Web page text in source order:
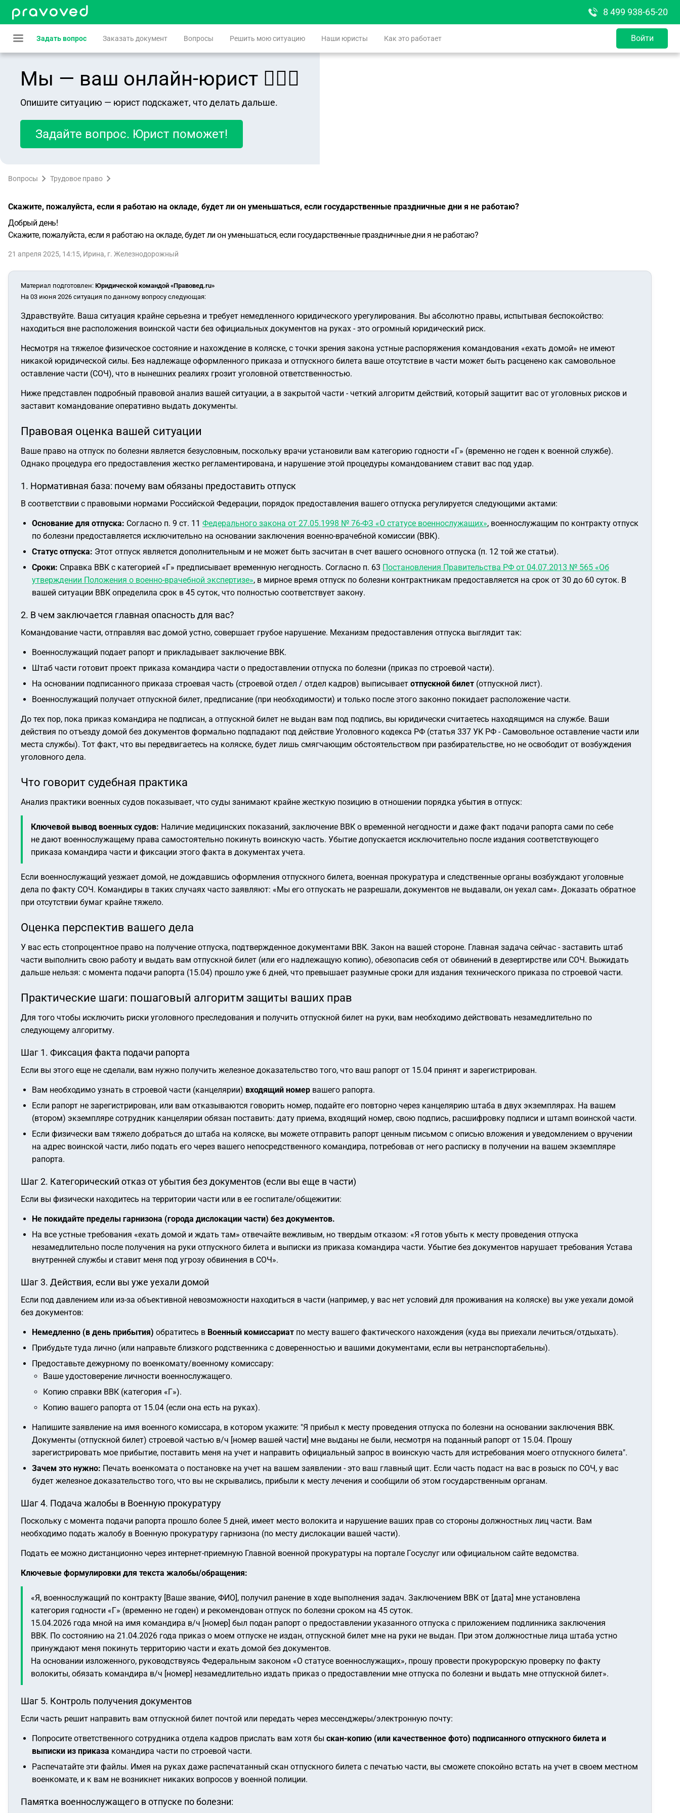
8 499 938-65-20
Задать вопрос Заказать документ Вопросы Решить мою ситуацию Наши юристы Как это работает Войти
Мы — ваш онлайн-юрист 👨🏻‍⚖️
Опишите ситуацию — юрист подскажет, что делать дальше.
Задайте вопрос. Юрист поможет!
Вопросы Трудовое право
Скажите, пожалуйста, если я работаю на окладе, будет ли он уменьшаться, если государственные праздничные дни я не работаю?
Добрый день!
Скажите, пожалуйста, если я работаю на окладе, будет ли он уменьшаться, если государственные праздничные дни я не работаю?
21 апреля 2025, 14:15, Ирина, г. Железнодорожный
Материал подготовлен: Юридической командой «Правовед.ru»
На 03 июня 2026 ситуация по данному вопросу следующая:
Здравствуйте. Ваша ситуация крайне серьезна и требует немедленного юридического урегулирования. Вы абсолютно правы, испытывая беспокойство:
находиться вне расположения воинской части без официальных документов на руках - это огромный юридический риск.
Несмотря на тяжелое физическое состояние и нахождение в коляске, с точки зрения закона устные распоряжения командования «ехать домой» не имеют
никакой юридической силы. Без надлежаще оформленного приказа и отпускного билета ваше отсутствие в части может быть расценено как самовольное
оставление части (СОЧ), что в нынешних реалиях грозит уголовной ответственностью.
Ниже представлен подробный правовой анализ вашей ситуации, а в закрытой части - четкий алгоритм действий, который защитит вас от уголовных рисков и
заставит командование оперативно выдать документы.
Правовая оценка вашей ситуации
Ваше право на отпуск по болезни является безусловным, поскольку врачи установили вам категорию годности «Г» (временно не годен к военной службе).
Однако процедура его предоставления жестко регламентирована, и нарушение этой процедуры командованием ставит вас под удар.
1. Нормативная база: почему вам обязаны предоставить отпуск
В соответствии с правовыми нормами Российской Федерации, порядок предоставления вашего отпуска регулируется следующими актами:
Основание для отпуска: Согласно п. 9 ст. 11 Федерального закона от 27.05.1998 № 76-ФЗ «О статусе военнослужащих», военнослужащим по контракту отпуск
по болезни предоставляется исключительно на основании заключения военно-врачебной комиссии (ВВК).
Статус отпуска: Этот отпуск является дополнительным и не может быть засчитан в счет вашего основного отпуска (п. 12 той же статьи).
Сроки: Справка ВВК с категорией «Г» предписывает временную негодность. Согласно п. 63 Постановления Правительства РФ от 04.07.2013 № 565 «Об
утверждении Положения о военно-врачебной экспертизе», в мирное время отпуск по болезни контрактникам предоставляется на срок от 30 до 60 суток. В
вашей ситуации ВВК определила срок в 45 суток, что полностью соответствует закону.
2. В чем заключается главная опасность для вас?
Командование части, отправляя вас домой устно, совершает грубое нарушение. Механизм предоставления отпуска выглядит так:
Военнослужащий подает рапорт и прикладывает заключение ВВК.
Штаб части готовит проект приказа командира части о предоставлении отпуска по болезни (приказ по строевой части).
На основании подписанного приказа строевая часть (строевой отдел / отдел кадров) выписывает отпускной билет (отпускной лист).
Военнослужащий получает отпускной билет, предписание (при необходимости) и только после этого законно покидает расположение части.
До тех пор, пока приказ командира не подписан, а отпускной билет не выдан вам под подпись, вы юридически считаетесь находящимся на службе. Ваши
действия по отъезду домой без документов формально подпадают под действие Уголовного кодекса РФ (статья 337 УК РФ - Самовольное оставление части или
места службы). Тот факт, что вы передвигаетесь на коляске, будет лишь смягчающим обстоятельством при разбирательстве, но не освободит от возбуждения
уголовного дела.
Что говорит судебная практика
Анализ практики военных судов показывает, что суды занимают крайне жесткую позицию в отношении порядка убытия в отпуск:
Ключевой вывод военных судов: Наличие медицинских показаний, заключение ВВК о временной негодности и даже факт подачи рапорта сами по себе
не дают военнослужащему права самостоятельно покинуть воинскую часть. Убытие допускается исключительно после издания соответствующего
приказа командира части и фиксации этого факта в документах учета.
Если военнослужащий уезжает домой, не дождавшись оформления отпускного билета, военная прокуратура и следственные органы возбуждают уголовные
дела по факту СОЧ. Командиры в таких случаях часто заявляют: «Мы его отпускать не разрешали, документов не выдавали, он уехал сам». Доказать обратное
при отсутствии бумаг крайне тяжело.
Оценка перспектив вашего дела
У вас есть стопроцентное право на получение отпуска, подтвержденное документами ВВК. Закон на вашей стороне. Главная задача сейчас - заставить штаб
части выполнить свою работу и выдать вам отпускной билет (или его надлежащую копию), обезопасив себя от обвинений в дезертирстве или СОЧ. Выжидать
дальше нельзя: с момента подачи рапорта (15.04) прошло уже 6 дней, что превышает разумные сроки для издания технического приказа по строевой части.
Практические шаги: пошаговый алгоритм защиты ваших прав
Для того чтобы исключить риски уголовного преследования и получить отпускной билет на руки, вам необходимо действовать незамедлительно по
следующему алгоритму.
Шаг 1. Фиксация факта подачи рапорта
Если вы этого еще не сделали, вам нужно получить железное доказательство того, что ваш рапорт от 15.04 принят и зарегистрирован.
Вам необходимо узнать в строевой части (канцелярии) входящий номер вашего рапорта.
Если рапорт не зарегистрирован, или вам отказываются говорить номер, подайте его повторно через канцелярию штаба в двух экземплярах. На вашем
(втором) экземпляре сотрудник канцелярии обязан поставить: дату приема, входящий номер, свою подпись, расшифровку подписи и штамп воинской части.
Если физически вам тяжело добраться до штаба на коляске, вы можете отправить рапорт ценным письмом с описью вложения и уведомлением о вручении
на адрес воинской части, либо подать его через вашего непосредственного командира, потребовав от него расписку в получении на вашем экземпляре
рапорта.
Шаг 2. Категорический отказ от убытия без документов (если вы еще в части)
Если вы физически находитесь на территории части или в ее госпитале/общежитии:
Не покидайте пределы гарнизона (города дислокации части) без документов.
На все устные требования «ехать домой и ждать там» отвечайте вежливым, но твердым отказом: «Я готов убыть к месту проведения отпуска
незамедлительно после получения на руки отпускного билета и выписки из приказа командира части. Убытие без документов нарушает требования Устава
внутренней службы и ставит меня под угрозу обвинения в СОЧ».
Шаг 3. Действия, если вы уже уехали домой
Если под давлением или из-за объективной невозможности находиться в части (например, у вас нет условий для проживания на коляске) вы уже уехали домой
без документов:
Немедленно (в день прибытия) обратитесь в Военный комиссариат по месту вашего фактического нахождения (куда вы приехали лечиться/отдыхать).
Прибудьте туда лично (или направьте близкого родственника с доверенностью и вашими документами, если вы нетранспортабельны).
Предоставьте дежурному по военкомату/военному комиссару:
Ваше удостоверение личности военнослужащего.
Копию справки ВВК (категория «Г»).
Копию вашего рапорта от 15.04 (если она есть на руках).
Напишите заявление на имя военного комиссара, в котором укажите: "Я прибыл к месту проведения отпуска по болезни на основании заключения ВВК.
Документы (отпускной билет) строевой частью в/ч [номер вашей части] мне выданы не были, несмотря на поданный рапорт от 15.04. Прошу
зарегистрировать мое прибытие, поставить меня на учет и направить официальный запрос в воинскую часть для истребования моего отпускного билета".
Зачем это нужно: Печать военкомата о постановке на учет на вашем заявлении - это ваш главный щит. Если часть подаст на вас в розыск по СОЧ, у вас
будет железное доказательство того, что вы не скрывались, прибыли к месту лечения и сообщили об этом государственным органам.
Шаг 4. Подача жалобы в Военную прокуратуру
Поскольку с момента подачи рапорта прошло более 5 дней, имеет место волокита и нарушение ваших прав со стороны должностных лиц части. Вам
необходимо подать жалобу в Военную прокуратуру гарнизона (по месту дислокации вашей части).
Подать ее можно дистанционно через интернет-приемную Главной военной прокуратуры на портале Госуслуг или официальном сайте ведомства.
Ключевые формулировки для текста жалобы/обращения:
«Я, военнослужащий по контракту [Ваше звание, ФИО], получил ранение в ходе выполнения задач. Заключением ВВК от [дата] мне установлена
категория годности «Г» (временно не годен) и рекомендован отпуск по болезни сроком на 45 суток.
15.04.2026 года мной на имя командира в/ч [номер] был подан рапорт о предоставлении указанного отпуска с приложением подлинника заключения
ВВК. По состоянию на 21.04.2026 года приказ о моем отпуске не издан, отпускной билет мне на руки не выдан. При этом должностные лица штаба устно
принуждают меня покинуть территорию части и ехать домой без документов.
На основании изложенного, руководствуясь Федеральным законом «О статусе военнослужащих», прошу провести прокурорскую проверку по факту
волокиты, обязать командира в/ч [номер] незамедлительно издать приказ о предоставлении мне отпуска по болезни и выдать мне отпускной билет».
Шаг 5. Контроль получения документов
Если часть решит направить вам отпускной билет почтой или передать через мессенджеры/электронную почту:
Попросите ответственного сотрудника отдела кадров прислать вам хотя бы скан-копию (или качественное фото) подписанного отпускного билета и
выписки из приказа командира части по строевой части.
Распечатайте эти файлы. Имея на руках даже распечатанный скан отпускного билета с печатью части, вы сможете спокойно встать на учет в своем местном
военкомате, и к вам не возникнет никаких вопросов у военной полиции.
Памятка военнослужащего в отпуске по болезни: